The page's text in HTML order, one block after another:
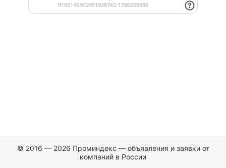
© 2016 — 2026 Проминдекс — объявления и заявки от
компаний в России